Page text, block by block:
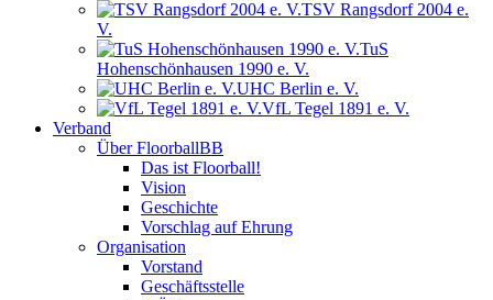
TSV Rangsdorf 2004 e.
V.
TuS
Hohenschönhausen 1990 e. V.
UHC Berlin e. V.
VfL Tegel 1891 e. V.
Verband
Über FloorballBB
Das ist Floorball!
Vision
Geschichte
Vorschlag auf Ehrung
Organisation
Vorstand
Geschäftsstelle